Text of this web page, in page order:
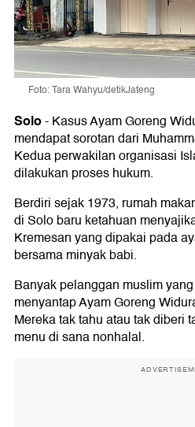
Foto: Tara Wahyu/detikJateng
Solo-Kasus Ayam Goreng
mendapat sorotan dari
Kedua perwakilan organisasi
dilakukan proses hukum.
Berdiri sejak 1973, rumah
di Solo baru ketahuan
Kremesan yang dipakai pada
bersama minyak babi.
Banyak pelanggan muslim
menyantap Ayam Goreng
Mereka tak tahu atau tak diberi
menu di sana nonhalal.